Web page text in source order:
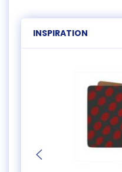
INSPIRATION